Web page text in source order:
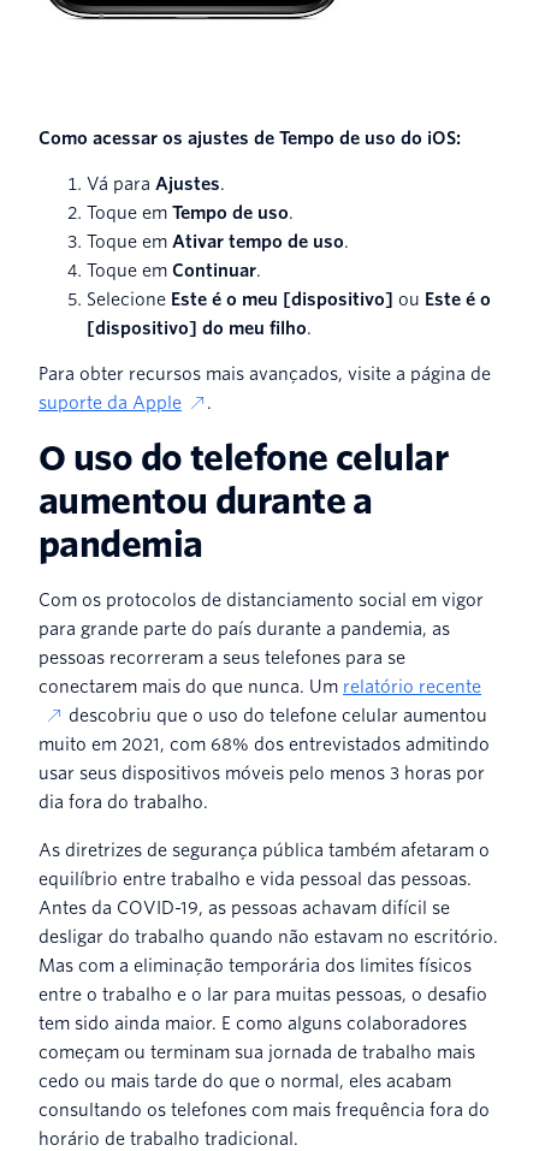
Como acessar os ajustes de Tempo de uso do iOS:
Vá para Ajustes.
Toque em Tempo de uso.
Toque em Ativar tempo de uso.
Toque em Continuar.
Selecione Este é o meu [dispositivo] ou Este é o
[dispositivo] do meu filho.
Para obter recursos mais avançados, visite a página de
suporte da Apple
.
O uso do telefone celular
aumentou durante a
pandemia
Com os protocolos de distanciamento social em vigor
para grande parte do país durante a pandemia, as
pessoas recorreram a seus telefones para se
conectarem mais do que nunca. Um relatório recente
descobriu que o uso do telefone celular aumentou
muito em 2021, com 68% dos entrevistados admitindo
usar seus dispositivos móveis pelo menos 3 horas por
dia fora do trabalho.
As diretrizes de segurança pública também afetaram o
equilíbrio entre trabalho e vida pessoal das pessoas.
Antes da COVID-19, as pessoas achavam difícil se
desligar do trabalho quando não estavam no escritório.
Mas com a eliminação temporária dos limites físicos
entre o trabalho e o lar para muitas pessoas, o desafio
tem sido ainda maior. E como alguns colaboradores
começam ou terminam sua jornada de trabalho mais
cedo ou mais tarde do que o normal, eles acabam
consultando os telefones com mais frequência fora do
horário de trabalho tradicional.